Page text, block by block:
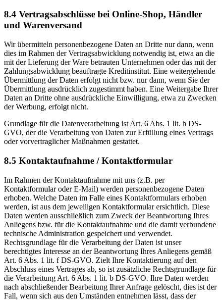
8.4 Vertragsabschlüsse bei Online-Shop, Händler
und Warenversand
Wir übermitteln personenbezogene Daten an Dritte nur dann, wenn
dies im Rahmen der Vertragsabwicklung notwendig ist, etwa an die
mit der Lieferung der Ware betrauten Unternehmen oder das mit der
Zahlungsabwicklung beauftragte Kreditinstitut. Eine weitergehende
Übermittlung der Daten erfolgt nicht bzw. nur dann, wenn Sie der
Übermittlung ausdrücklich zugestimmt haben. Eine Weitergabe Ihrer
Daten an Dritte ohne ausdrückliche Einwilligung, etwa zu Zwecken
der Werbung, erfolgt nicht.
Grundlage für die Datenverarbeitung ist Art. 6 Abs. 1 lit. b DS-
GVO, der die Verarbeitung von Daten zur Erfüllung eines Vertrags
oder vorvertraglicher Maßnahmen gestattet.
8.5 Kontaktaufnahme / Kontaktformular
Im Rahmen der Kontaktaufnahme mit uns (z.B. per
Kontaktformular oder E-Mail) werden personenbezogene Daten
erhoben. Welche Daten im Falle eines Kontaktformulars erhoben
werden, ist aus dem jeweiligen Kontaktformular ersichtlich. Diese
Daten werden ausschließlich zum Zweck der Beantwortung Ihres
Anliegens bzw. für die Kontaktaufnahme und die damit verbundene
technische Administration gespeichert und verwendet.
Rechtsgrundlage für die Verarbeitung der Daten ist unser
berechtigtes Interesse an der Beantwortung Ihres Anliegens gemäß
Art. 6 Abs. 1 lit. f DS-GVO. Zielt Ihre Kontaktierung auf den
Abschluss eines Vertrages ab, so ist zusätzliche Rechtsgrundlage für
die Verarbeitung Art. 6 Abs. 1 lit. b DS-GVO. Ihre Daten werden
nach abschließender Bearbeitung Ihrer Anfrage gelöscht, dies ist der
Fall, wenn sich aus den Umständen entnehmen lässt, dass der